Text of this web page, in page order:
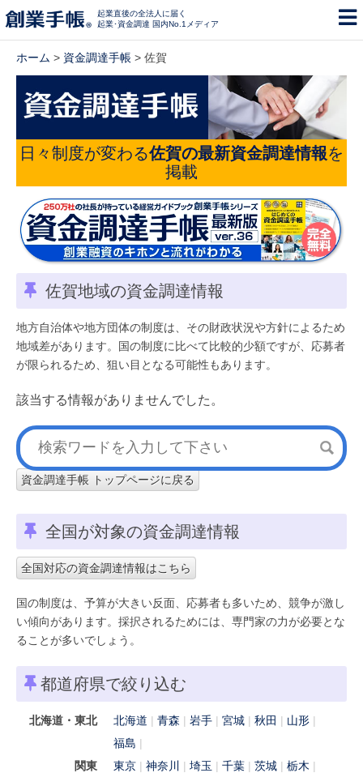
起業直後の全法人に届く
起業･資金調達 国内No.1メディア
ホーム > 資金調達手帳 > 佐賀
日々制度が変わる佐賀の最新資金調達情報を
掲載
佐賀地域の資金調達情報
地方自治体や地方団体の制度は、その財政状況や方針によるため
地域差があります。国の制度に比べて比較的少額ですが、応募者
が限られるため、狙い目となる可能性もあります。
該当する情報がありませんでした。
資金調達手帳 トップページに戻る
全国が対象の資金調達情報
全国対応の資金調達情報はこちら
国の制度は、予算が大きい反面、応募者も多いため、競争が激し
い傾向があります。採択されるためには、専門家の力が必要とな
ることが多いでしょう。
都道府県で絞り込む
北海道・東北 北海道 青森 岩手 宮城 秋田
山形
福島
関東
東京 神奈川 埼玉 千葉 茨城
栃木